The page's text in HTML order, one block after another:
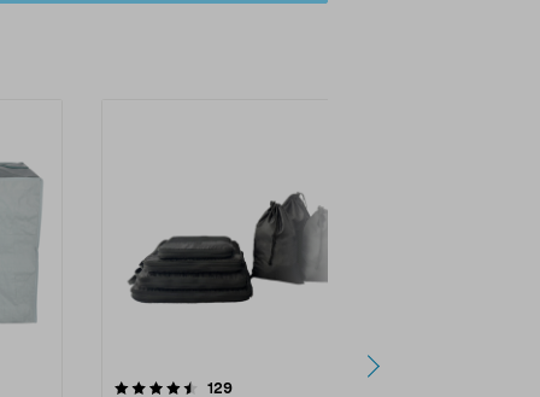
129anmeldelser
4.5 av 5 stjerner